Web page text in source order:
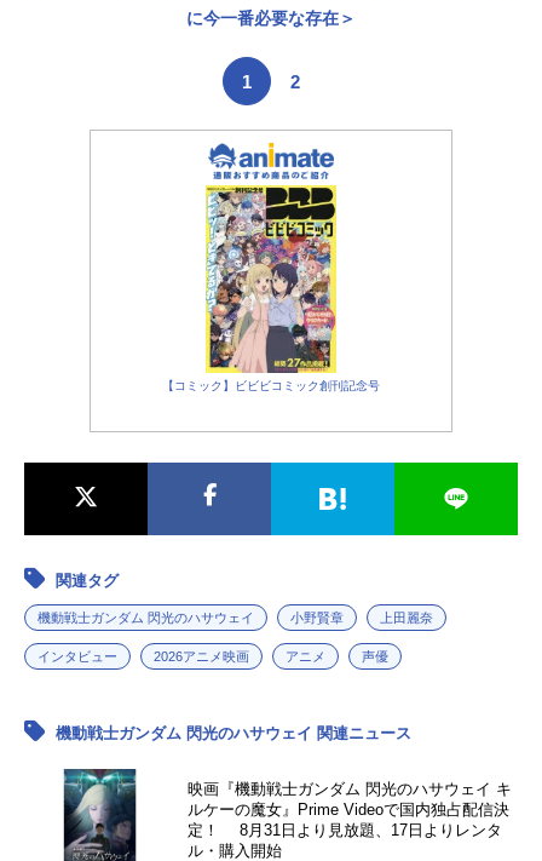
に今一番必要な存在＞
1 2
【コミック】ビビビコミック創刊記念号
関連タグ
機動戦士ガンダム 閃光のハサウェイ 小野賢章 上田麗奈
インタビュー 2026アニメ映画 アニメ 声優
機動戦士ガンダム 閃光のハサウェイ 関連ニュース
映画『機動戦士ガンダム 閃光のハサウェイ キ
ルケーの魔女』Prime Videoで国内独占配信決
定！ 8月31日より見放題、17日よりレンタ
ル・購入開始